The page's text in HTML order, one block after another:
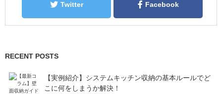
Twitter Facebook
RECENT POSTS
【実例紹介】システムキッチン収納の基本ルールでど
こに何をしまうか解決！